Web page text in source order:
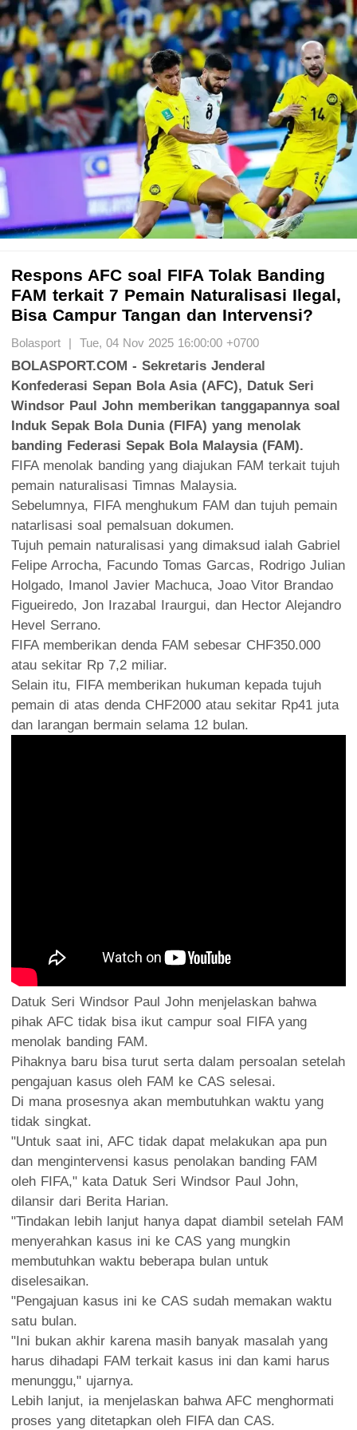
Respons AFC soal FIFA Tolak Banding
FAM terkait 7 Pemain Naturalisasi Ilegal,
Bisa Campur Tangan dan Intervensi?
Bolasport | Tue, 04 Nov 2025 16:00:00 +0700
BOLASPORT.COM - Sekretaris Jenderal
Konfederasi Sepan Bola Asia (AFC), Datuk Seri
Windsor Paul John memberikan tanggapannya soal
Induk Sepak Bola Dunia (FIFA) yang menolak
banding Federasi Sepak Bola Malaysia (FAM).
FIFA menolak banding yang diajukan FAM terkait tujuh
pemain naturalisasi Timnas Malaysia.
Sebelumnya, FIFA menghukum FAM dan tujuh pemain
natarlisasi soal pemalsuan dokumen.
Tujuh pemain naturalisasi yang dimaksud ialah Gabriel
Felipe Arrocha, Facundo Tomas Garcas, Rodrigo Julian
Holgado, Imanol Javier Machuca, Joao Vitor Brandao
Figueiredo, Jon Irazabal Iraurgui, dan Hector Alejandro
Hevel Serrano.
FIFA memberikan denda FAM sebesar CHF350.000
atau sekitar Rp 7,2 miliar.
Selain itu, FIFA memberikan hukuman kepada tujuh
pemain di atas denda CHF2000 atau sekitar Rp41 juta
dan larangan bermain selama 12 bulan.
Datuk Seri Windsor Paul John menjelaskan bahwa
pihak AFC tidak bisa ikut campur soal FIFA yang
menolak banding FAM.
Pihaknya baru bisa turut serta dalam persoalan setelah
pengajuan kasus oleh FAM ke CAS selesai.
Di mana prosesnya akan membutuhkan waktu yang
tidak singkat.
"Untuk saat ini, AFC tidak dapat melakukan apa pun
dan mengintervensi kasus penolakan banding FAM
oleh FIFA," kata Datuk Seri Windsor Paul John,
dilansir dari Berita Harian.
"Tindakan lebih lanjut hanya dapat diambil setelah FAM
menyerahkan kasus ini ke CAS yang mungkin
membutuhkan waktu beberapa bulan untuk
diselesaikan.
"Pengajuan kasus ini ke CAS sudah memakan waktu
satu bulan.
"Ini bukan akhir karena masih banyak masalah yang
harus dihadapi FAM terkait kasus ini dan kami harus
menunggu," ujarnya.
Lebih lanjut, ia menjelaskan bahwa AFC menghormati
proses yang ditetapkan oleh FIFA dan CAS.